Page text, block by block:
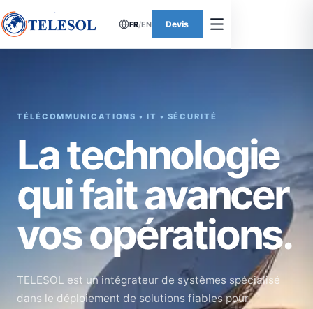
FR/EN Devis
TÉLÉCOMMUNICATIONS • IT • SÉCURITÉ
La technologie
qui fait avancer
vos opérations.
TELESOL est un intégrateur de systèmes spécialisé
dans le déploiement de solutions fiables pour